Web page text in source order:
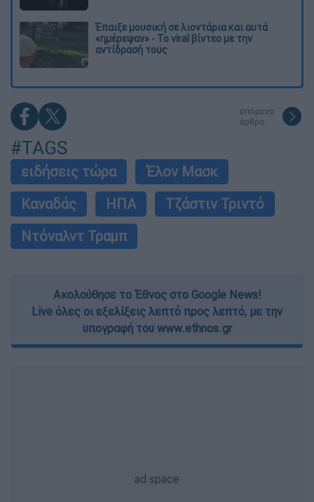
Έπαιξε μουσική σε λιοντάρια και αυτά
«ημέρεψαν» - Το viral βίντεο με την
αντίδρασή τους
επόμενο
άρθρο
#TAGS
ειδήσεις τώρα
Έλον Μασκ
Καναδάς
ΗΠΑ
Τζάστιν Τριντό
Ντόναλντ Τραμπ
Ακολούθησε το Έθνος στο Google News!
Live όλες οι εξελίξεις λεπτό προς λεπτό, με την
υπογραφή του www.ethnos.gr